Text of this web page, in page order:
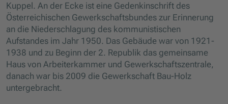
Kuppel. An der Ecke ist eine Gedenkinschrift des
Österreichischen Gewerkschaftsbundes zur Erinnerung
an die Niederschlagung des kommunistischen
Aufstandes im Jahr 1950. Das Gebäude war von 1921-
1938 und zu Beginn der 2. Republik das gemeinsame
Haus von Arbeiterkammer und Gewerkschaftszentrale,
danach war bis 2009 die Gewerkschaft Bau-Holz
untergebracht.